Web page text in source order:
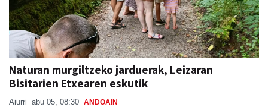
Naturan murgiltzeko jarduerak, Leizaran
Bisitarien Etxearen eskutik
Aiurri abu 05, 08:30 ANDOAIN